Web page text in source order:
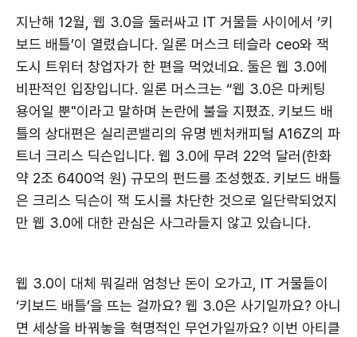
지난해 12월, 웹 3.0을 둘러싸고 IT 거물들 사이에서 ‘키
보드 배틀’이 열렸습니다. 일론 머스크 테슬라 ceo와 잭
도시 트위터 창업자가 한 편을 먹었네요. 둘은 웹 3.0에
비판적인 입장입니다. 일론 머스크는 “웹 3.0은 마케팅
용어일 뿐"이라고 말하며 논란에 불을 지폈죠. 키보드 배
틀의 상대편은 실리콘밸리의 유명 벤처캐피털 A16Z의 파
트너 크리스 딕슨입니다. 웹 3.0에 무려 22억 달러(한화
약 2조 6400억 원) 규모의 펀드를 조성했죠. 키보드 배틀
은 크리스 딕슨이 잭 도시를 차단한 것으로 일단락되었지
만 웹 3.0에 대한 관심은 사그라들지 않고 있습니다.
웹 3.0이 대체 뭐길래 엄청난 돈이 오가고, IT 거물들이
‘키보드 배틀’을 뜨는 걸까요? 웹 3.0은 사기일까요? 아니
면 세상을 바꿔놓을 혁명적인 무언가일까요? 이번 아티클